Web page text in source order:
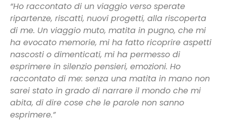
“Ho raccontato di un viaggio verso sperate
ripartenze, riscatti, nuovi progetti, alla riscoperta
di me. Un viaggio muto, matita in pugno, che mi
ha evocato memorie, mi ha fatto ricoprire aspetti
nascosti o dimenticati, mi ha permesso di
esprimere in silenzio pensieri, emozioni. Ho
raccontato di me: senza una matita in mano non
sarei stato in grado di narrare il mondo che mi
abita, di dire cose che le parole non sanno
esprimere.”